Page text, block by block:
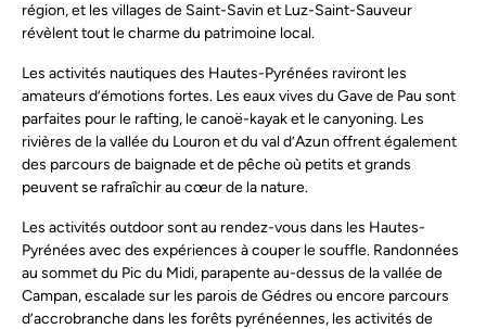
région, et les villages de Saint-Savin et Luz-Saint-Sauveur
révèlent tout le charme du patrimoine local.
Les activités nautiques des Hautes-Pyrénées raviront les
amateurs d’émotions fortes. Les eaux vives du Gave de Pau sont
parfaites pour le rafting, le canoë-kayak et le canyoning. Les
rivières de la vallée du Louron et du val d’Azun offrent également
des parcours de baignade et de pêche où petits et grands
peuvent se rafraîchir au cœur de la nature.
Les activités outdoor sont au rendez-vous dans les Hautes-
Pyrénées avec des expériences à couper le souffle. Randonnées
au sommet du Pic du Midi, parapente au-dessus de la vallée de
Campan, escalade sur les parois de Gédres ou encore parcours
d’accrobranche dans les forêts pyrénéennes, les activités de